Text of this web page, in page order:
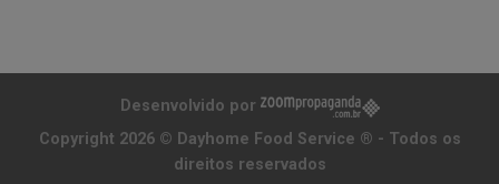
Desenvolvido por
Copyright 2026 © Dayhome Food Service ® - Todos os
direitos reservados